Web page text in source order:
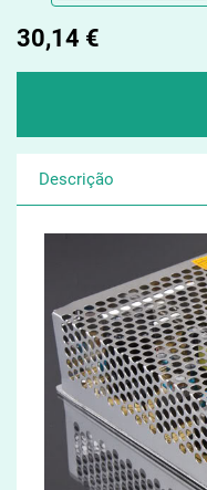
30,14 €
Descrição